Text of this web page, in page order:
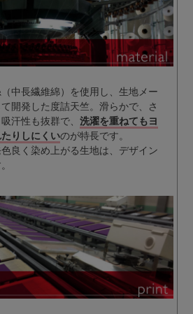
中長繊維綿）を使用し、生地メー
開発した度詰天竺。滑らかで、さ
汗性も抜群で、 洗濯を重ねてもヨ
りしにくいのが特長です。
良く染め上がる生地は、デザイン